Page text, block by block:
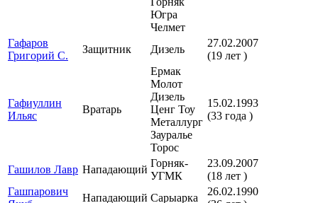
Югра
Челмет
Гафаров
Григорий С.
Защитник Дизель
27.02.2007
(19 лет )
Гафиуллин
Ильяс
Вратарь
Ермак
Молот
Дизель
Ценг Тоу
Металлург
Зауралье
Торос
15.02.1993
(33 года )
Гашилов Лавр Нападающий
Горняк-
УГМК
23.09.2007
(18 лет )
Гашпарович
Нападающий Сарыарка
26.02.1990